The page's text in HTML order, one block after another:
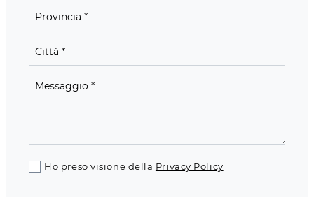
Ho preso visione della Privacy Policy